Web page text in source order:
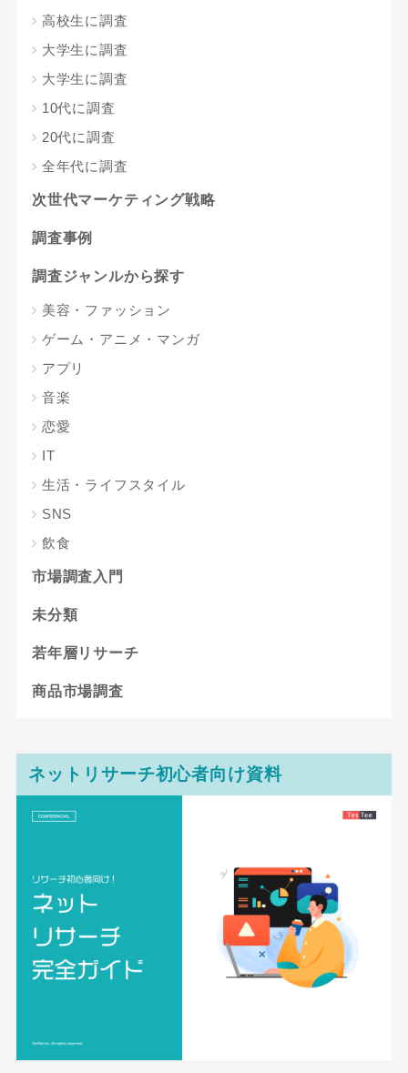
高校生に調査
大学生に調査
大学生に調査
10代に調査
20代に調査
全年代に調査
次世代マーケティング戦略
調査事例
調査ジャンルから探す
美容・ファッション
ゲーム・アニメ・マンガ
アプリ
音楽
恋愛
IT
生活・ライフスタイル
SNS
飲食
市場調査入門
未分類
若年層リサーチ
商品市場調査
ネットリサーチ初心者向け資料